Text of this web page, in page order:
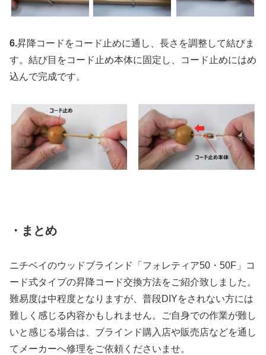
6.昇降コードをコード止めに通し、長さを調整して結びま
す。結び目をコード止め本体に固定し、コード止めにはめ
込んで完成です。
・まとめ
ニチベイのウッドブラインド「フォレティア50・50F」コ
ード式タイプの昇降コード交換方法をご紹介致しました。
難易度は中程度となりますが、普段DIYをされない方には
難しく感じる内容かもしれません。ご自身での作業が難し
いと感じる場合は、ブラインド購入店や販売店などを通し
てメーカーへ修理をご依頼くださいませ。